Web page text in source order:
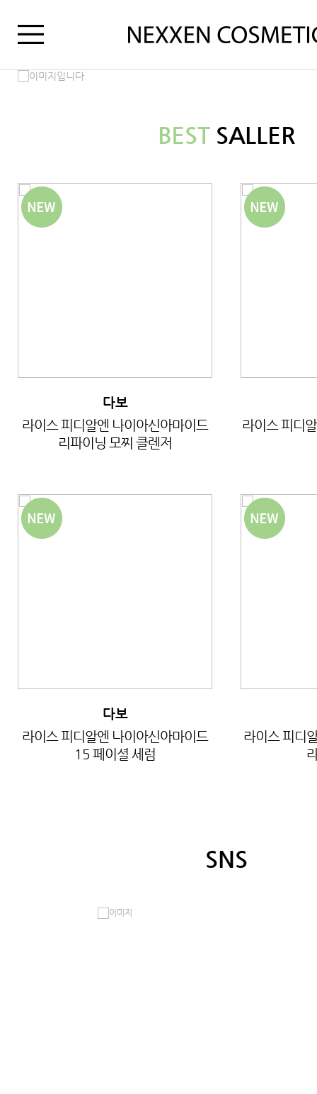
BESTSALLER
다보
라이스 피디알엔 나이아신아마이드
리파이닝 모찌 클렌저
라이스 피디
다보
라이스 피디알엔 나이아신아마이드
15 페이셜 세럼
라이스 피디
SNS